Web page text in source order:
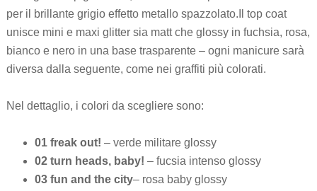
per il brillante grigio effetto metallo spazzolato.Il top coat
unisce mini e maxi glitter sia matt che glossy in fuchsia, rosa,
bianco e nero in una base trasparente – ogni manicure sarà
diversa dalla seguente, come nei graffiti più colorati.
Nel dettaglio, i colori da scegliere sono:
01 freak out! – verde militare glossy
02 turn heads, baby! – fucsia intenso glossy
03 fun and the city– rosa baby glossy